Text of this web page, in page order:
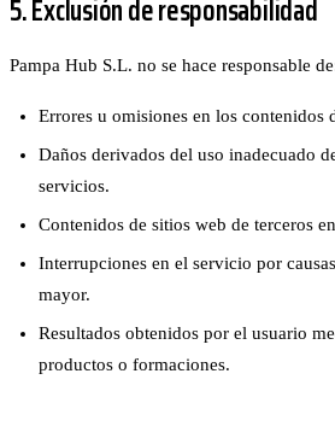
5. Exclusión de responsabilidad
Pampa Hub S.L. no se hace responsable
Errores u omisiones en los contenidos
Daños derivados del uso inadecuado
servicios.
Contenidos de sitios web de terceros
Interrupciones en el servicio por
mayor.
Resultados obtenidos por el usuario
productos o formaciones.